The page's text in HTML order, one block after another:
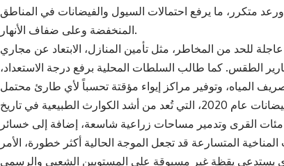
متكرر، ما يرفع احتمالات السيول والفيضانات في المناطق
المنخفضة وعلى ضفاف الأنهار.
عاجلة للحد من المخاطر، مثل تأمين المنازل، الابتعاد عن مجاري
الطقس. كما طالب السلطات المحلية برفع درجة الاستعداد،
التحذيرات الجديدة أعادت إلى الأذهان كارثة فيضانات عام 2020، التي تُعد من أشد الكوارث الطبيعية في تاريخ
القرى وتدمير مساحات زراعية شاسعة، إضافة إلى خسائر
المتسارعة قد تجعل الموجة الحالية أكثر خطورة، الأمر